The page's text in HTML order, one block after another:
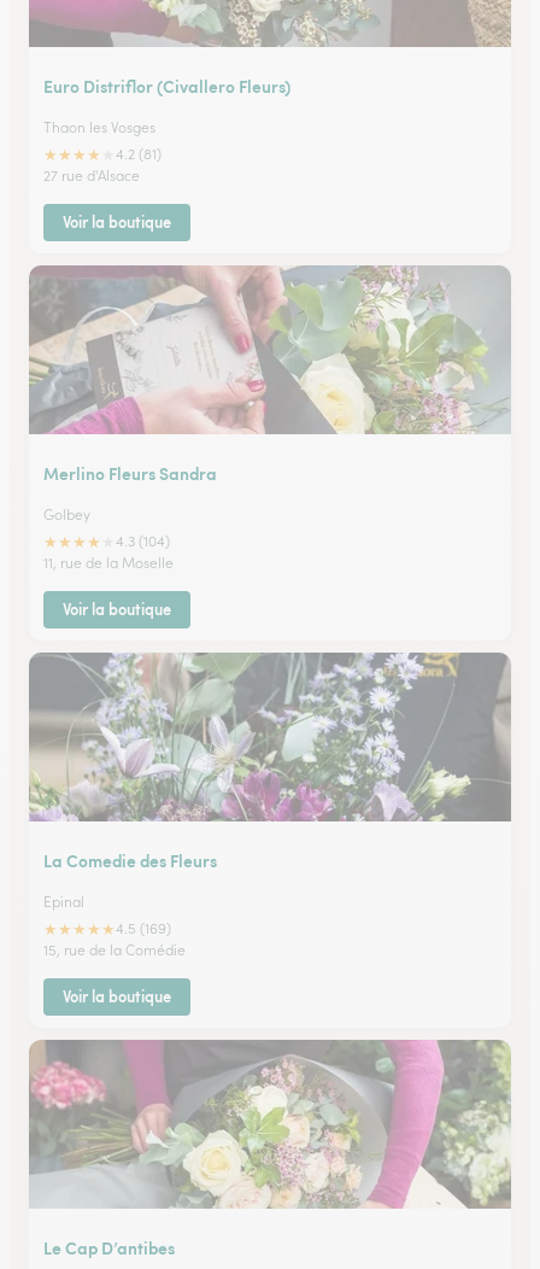
Euro Distriflor (Civallero Fleurs)
Thaon les Vosges
★★★★
4.2 (81)
27 rue d'Alsace
Voir la boutique
Merlino Fleurs Sandra
Golbey
★★★★
4.3 (104)
11, rue de la Moselle
Voir la boutique
La Comedie des Fleurs
Epinal
★★★★★4.5 (169)
15, rue de la Comédie
Voir la boutique
Le Cap D’antibes